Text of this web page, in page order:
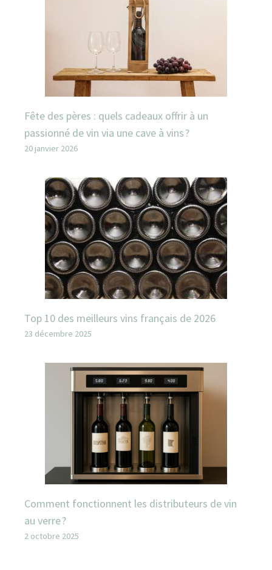
Fête des pères : quels cadeaux offrir à un
passionné de vin via une cave à vins ?
20 janvier 2026
Top 10 des meilleurs vins français de 2026
23 décembre 2025
Comment fonctionnent les distributeurs de vin
au verre ?
2 octobre 2025